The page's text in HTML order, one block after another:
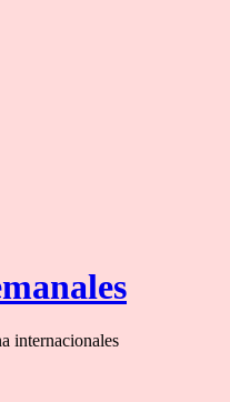
internacionales